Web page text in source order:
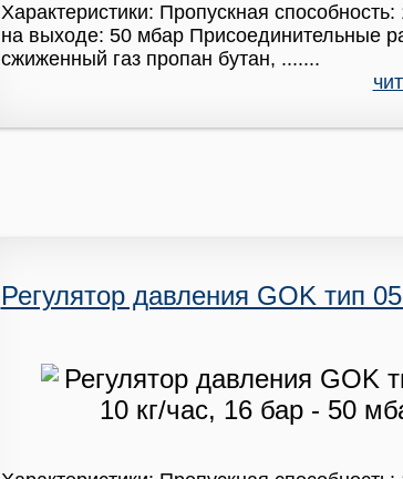
Характеристики: Пропускная
на выходе: 50 мбар Присоединительные
сжиженный газ пропан бутан, .......
Регулятор давления GOK тип